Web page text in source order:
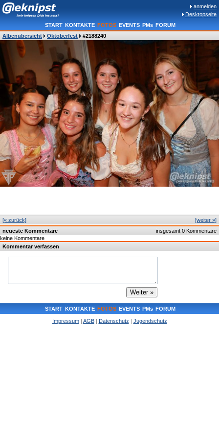
anmelden
Desktopseite
START KONTAKTE FOTOS EVENTS PMs FORUM
Albenübersicht
Oktoberfest #2188240
[weiter »]
[« zurück]
insgesamt 0 Kommentare
neueste Kommentare
keine Kommentare
Kommentar verfassen
START KONTAKTE FOTOS EVENTS PMs FORUM
Impressum| AGB| Datenschutz | Jugendschutz